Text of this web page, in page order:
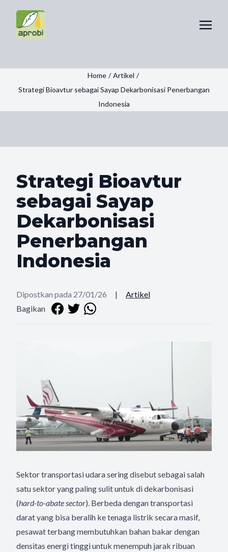
Home / Artikel /
Strategi Bioavtur sebagai Sayap Dekarbonisasi Penerbangan
Indonesia
Strategi Bioavtur
sebagai Sayap
Dekarbonisasi
Penerbangan
Indonesia
Dipostkan pada 27/01/26 |
Artikel
Bagikan
Sektor transportasi udara sering disebut sebagai salah
satu sektor yang paling sulit untuk di dekarbonisasi
(hard-to-abate sector). Berbeda dengan transportasi
darat yang bisa beralih ke tenaga listrik secara masif,
pesawat terbang membutuhkan bahan bakar dengan
densitas energi tinggi untuk menempuh jarak ribuan